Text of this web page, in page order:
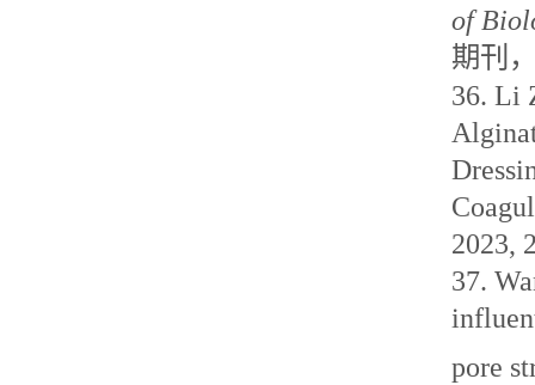
of
期刊
36. Li
2023,
37.
pore